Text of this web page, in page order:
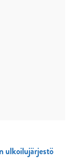
ulkoilujärjestö